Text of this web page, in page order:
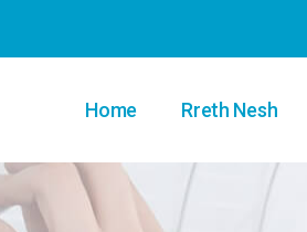
Home Rreth Nesh